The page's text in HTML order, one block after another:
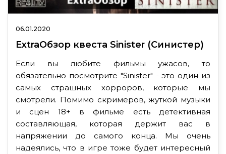
06.01.2020
ExtraОбзор квеста Sinister (Синистер)
Если вы любите фильмы ужасов, то
обязательно посмотрите "Sinister" - это один из
самых страшных хорроров, которые мы
смотрели. Помимо скримеров, жуткой музыки
и сцен 18+ в фильме есть детективная
составляющая, которая держит вас в
напряжении до самого конца. Мы очень
надеялись, что в игре тоже будет интересный